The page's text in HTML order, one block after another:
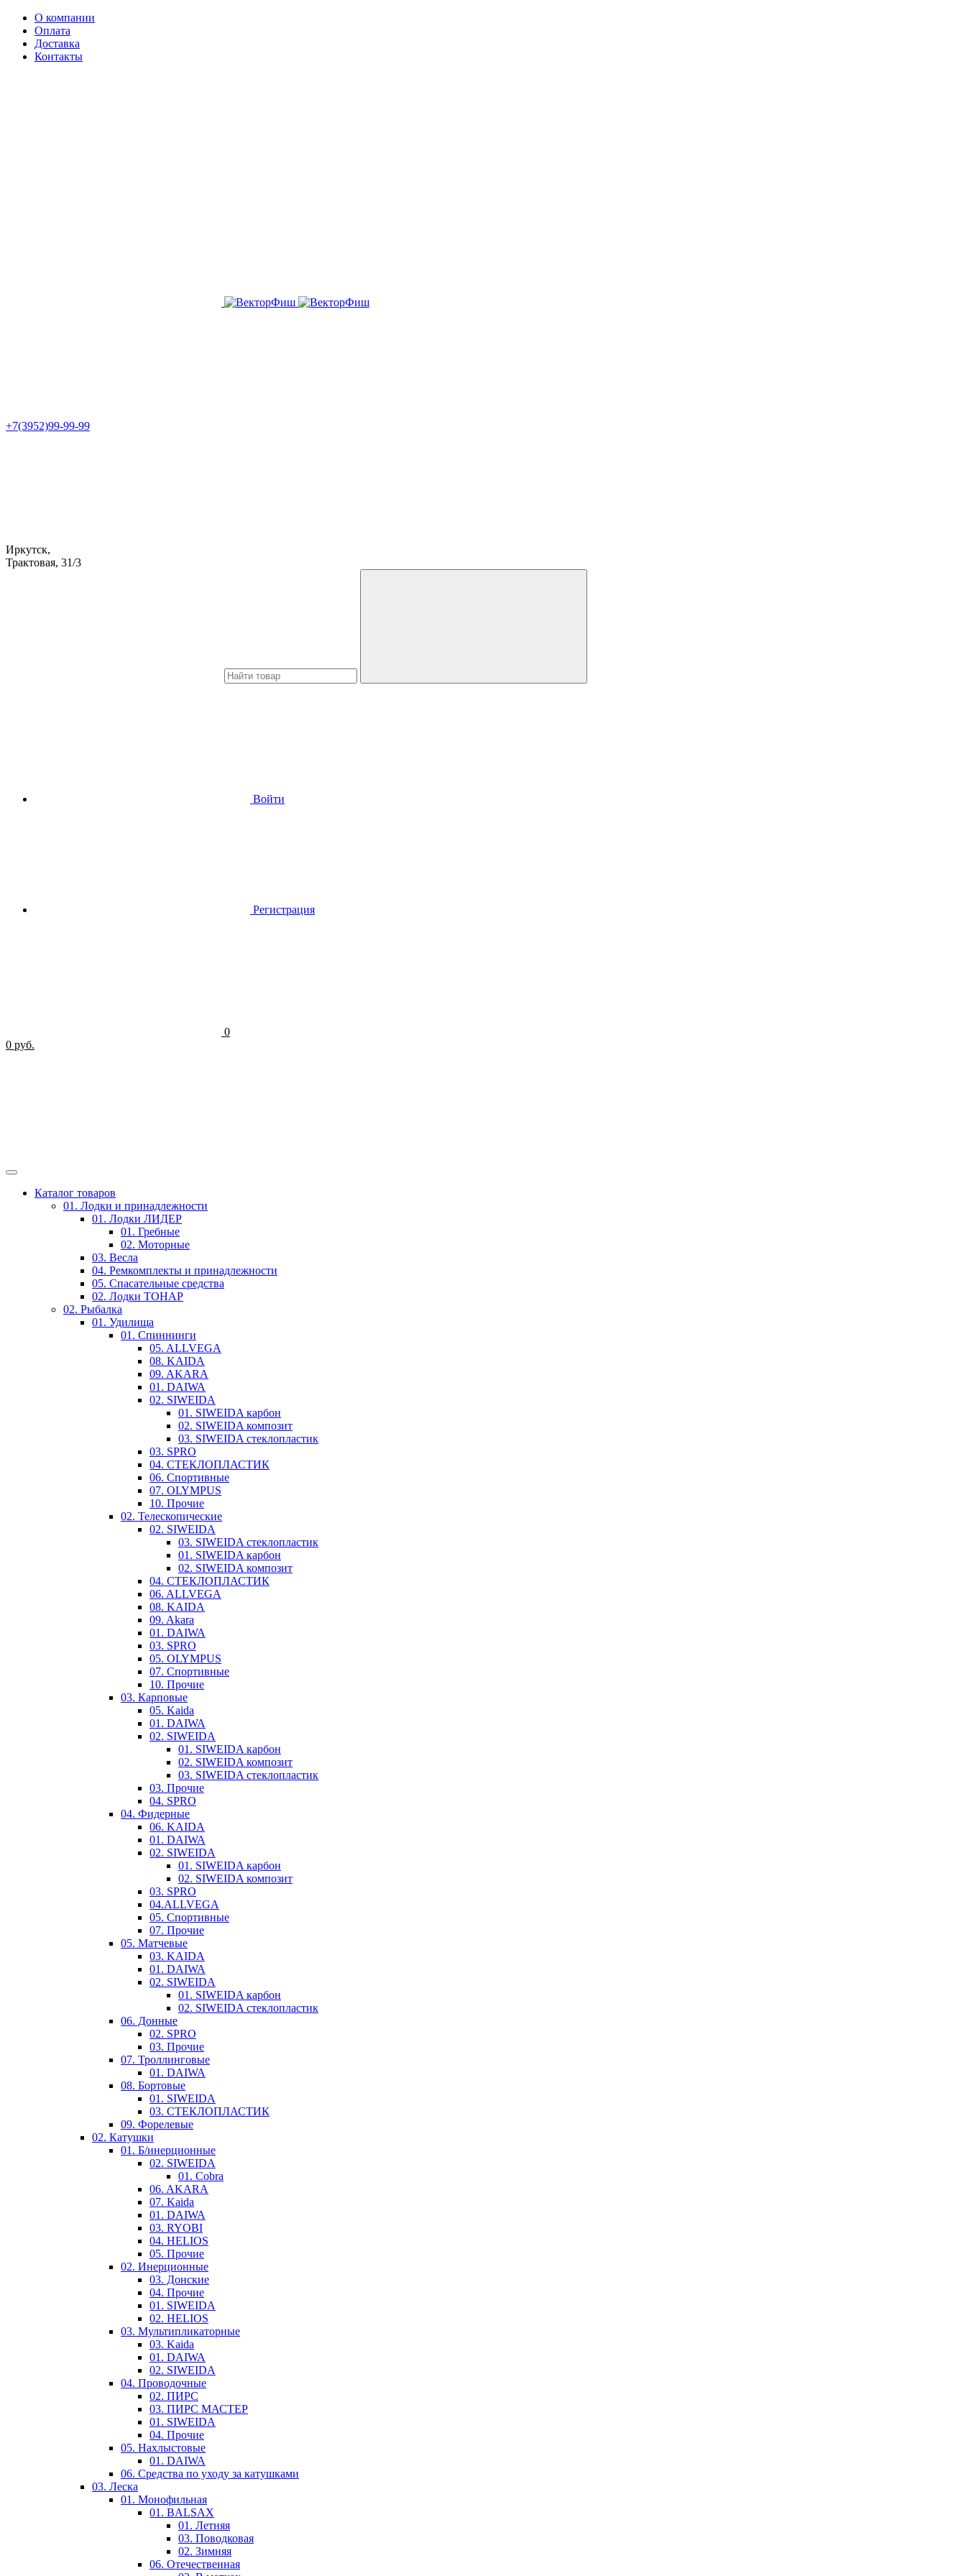
О компании
Оплата
Доставка
Контакты
+7(3952)99-99-99
Иркутск,
Трактовая, 31/3
Войти
Регистрация
0
0 руб.
Каталог товаров
01. Лодки и принадлежности
01. Лодки ЛИДЕР
01. Гребные
02. Моторные
03. Весла
04. Ремкомплекты и принадлежности
05. Спасательные средства
02. Лодки ТОНАР
02. Рыбалка
01. Удилища
01. Спиннинги
05. ALLVEGA
08. KAIDA
09. AKARA
01. DAIWA
02. SIWEIDA
01. SIWEIDA карбон
02. SIWEIDA композит
03. SIWEIDA стеклопластик
03. SPRO
04. СТЕКЛОПЛАСТИК
06. Спортивные
07. OLYMPUS
10. Прочие
02. Телескопические
02. SIWEIDA
03. SIWEIDA стеклопластик
01. SIWEIDA карбон
02. SIWEIDA композит
04. СТЕКЛОПЛАСТИК
06. ALLVEGA
08. KAIDA
09. Akara
01. DAIWA
03. SPRO
05. OLYMPUS
07. Спортивные
10. Прочие
03. Карповые
05. Kaida
01. DAIWA
02. SIWEIDA
01. SIWEIDA карбон
02. SIWEIDA композит
03. SIWEIDA стеклопластик
03. Прочие
04. SPRO
04. Фидерные
06. KAIDA
01. DAIWA
02. SIWEIDA
01. SIWEIDA карбон
02. SIWEIDA композит
03. SPRO
04.ALLVEGA
05. Спортивные
07. Прочие
05. Матчевые
03. KAIDA
01. DAIWA
02. SIWEIDA
01. SIWEIDA карбон
02. SIWEIDA стеклопластик
06. Донные
02. SPRO
03. Прочие
07. Троллинговые
01. DAIWA
08. Бортовые
01. SIWEIDA
03. СТЕКЛОПЛАСТИК
09. Форелевые
02. Катушки
01. Б/инерционные
02. SIWEIDA
01. Cobra
06. AKARA
07. Kaida
01. DAIWA
03. RYOBI
04. HELIOS
05. Прочие
02. Инерционные
03. Донские
04. Прочие
01. SIWEIDA
02. HELIOS
03. Мультипликаторные
03. Kaida
01. DAIWA
02. SIWEIDA
04. Проводочные
02. ПИРС
03. ПИРС МАСТЕР
01. SIWEIDA
04. Прочие
05. Нахлыстовые
01. DAIWA
06. Средства по уходу за катушками
03. Леска
01. Монофильная
01. BALSAX
01. Летняя
03. Поводковая
02. Зимняя
06. Отечественная